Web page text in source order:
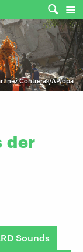
Contreras/AP/dpa
der
Sounds